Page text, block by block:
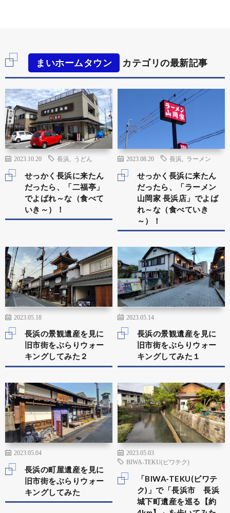
まいホームタウン カテゴリの最新記事
2023.10.20 長浜 うどん
せっかく長浜に来たん
だったら、「二福亭」
でよばれ～な（食べて
いき～）！
2023.08.20 長浜 ラーメン
せっかく長浜に来たん
だったら、「ラーメン
山岡家 長浜店」でよば
れ～な（食べていき
～）！
2023.05.18
長浜の景観遺産を見に
旧市街をぶらりウォー
キングしてみた２
2023.05.14
長浜の景観遺産を見に
旧市街をぶらりウォー
キングしてみた１
2023.05.04
長浜の町屋遺産を見に
旧市街をぶらりウォー
キングしてみた
2023.05.03
BIWA-TEKU(ビワテク)
「BIWA-TEKU(ビワテ
ク)」で「長浜市 長浜
城下町遺産を巡る【約